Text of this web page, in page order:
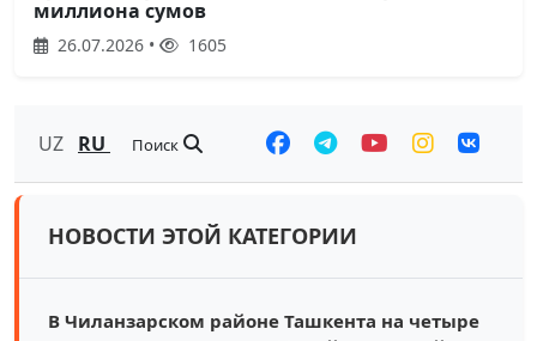
миллиона сумов
26.07.2026 • 1605
UZ RU Поиск
НОВОСТИ ЭТОЙ КАТЕГОРИИ
В Чиланзарском районе Ташкента на четыре